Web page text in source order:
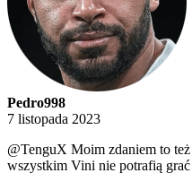
Pedro998
7 listopada 2023
@TenguX Moim zdaniem to
wszystkim Vini nie potrafią